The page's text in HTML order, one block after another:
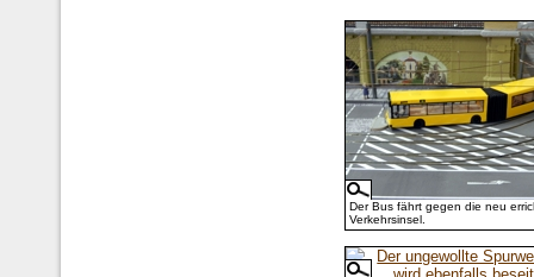
Der Bus fährt gegen die neu
Verkehrsinsel.